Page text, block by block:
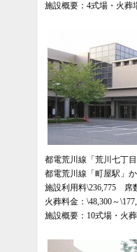
施設概要：4式場・火葬
都電荒川線「荒川七丁
都電荒川線「町屋駅」
施設利用料\236,775 席
火葬料金：\48,300～
施設概要：10式場・火